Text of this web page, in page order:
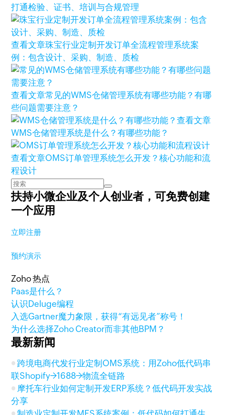
打通检验、证书、培训与合规管理
查看文章珠宝行业定制开发订单全流程管理系统案
例：包含设计、采购、制造、质检
查看文章常见的WMS仓储管理系统有哪些功能？有哪
些问题需要注意？
查看文章
WMS仓储管理系统是什么？有哪些功能？
查看文章OMS订单管理系统怎么开发？核心功能和流
程设计
扶持小微企业及个人创业者，可免费创建
一个应用
立即注册
预约演示
Zoho 热点
Paas是什么？
认识Deluge编程
入选Gartner魔力象限，获得“有远见者”称号！
为什么选择Zoho Creator而非其他BPM？
最新新闻
跨境电商代发行业定制OMS系统：用Zoho低代码串
联Shopify→1688→物流全链路
摩托车行业如何定制开发ERP系统？低代码开发实战
分享